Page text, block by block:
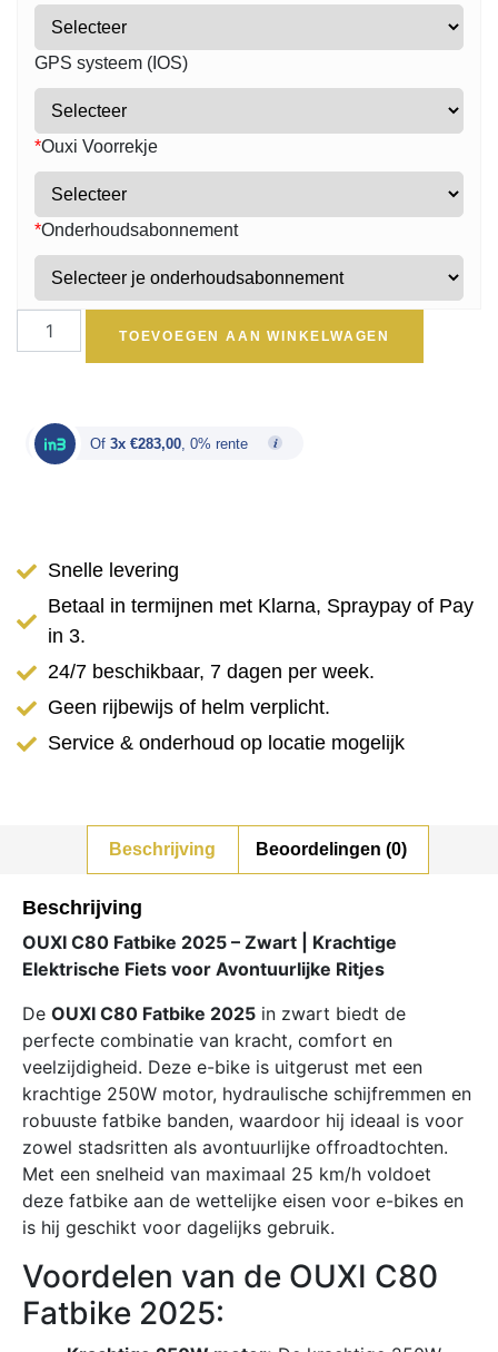
GPS systeem (IOS)
*Ouxi Voorrekje
*Onderhoudsabonnement
TOEVOEGEN AAN WINKELWAGEN
Of 3x €283,00, 0% rente
Snelle levering
Betaal in termijnen met Klarna, Spraypay of Pay
in 3.
24/7 beschikbaar, 7 dagen per week.
Geen rijbewijs of helm verplicht.
Service & onderhoud op locatie mogelijk
Beschrijving Beoordelingen (0)
Beschrijving
OUXI C80 Fatbike 2025 – Zwart | Krachtige
Elektrische Fiets voor Avontuurlijke Ritjes
De OUXI C80 Fatbike 2025 in zwart biedt de
perfecte combinatie van kracht, comfort en
veelzijdigheid. Deze e-bike is uitgerust met een
krachtige 250W motor, hydraulische schijfremmen en
robuuste fatbike banden, waardoor hij ideaal is voor
zowel stadsritten als avontuurlijke offroadtochten.
Met een snelheid van maximaal 25 km/h voldoet
deze fatbike aan de wettelijke eisen voor e-bikes en
is hij geschikt voor dagelijks gebruik.
Voordelen van de OUXI C80
Fatbike 2025: